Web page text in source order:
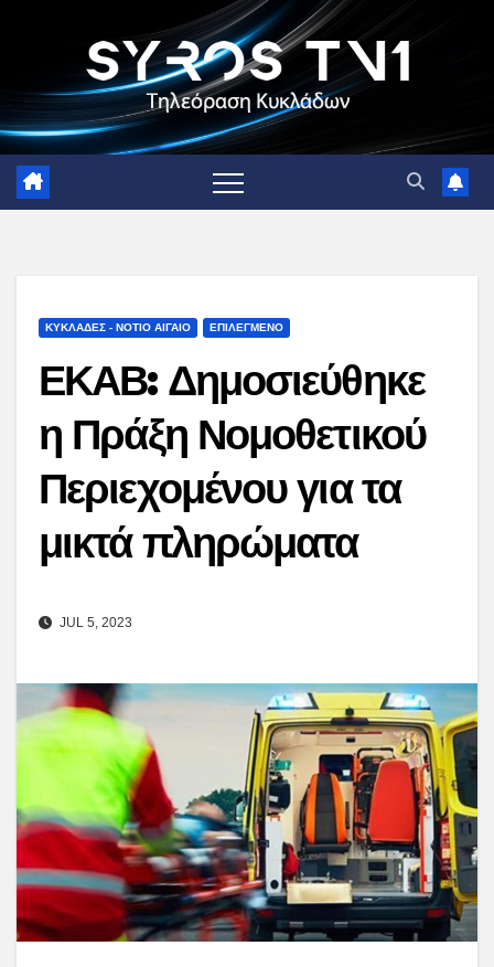
ΚΥΚΛΑΔΕΣ - ΝΟΤΙΟ ΑΙΓΑΙΟ ΕΠΙΛΕΓΜΕΝΟ
ΕΚΑΒ: Δημοσιεύθηκε
η Πράξη Νομοθετικού
Περιεχομένου για τα
μικτά πληρώματα
JUL 5, 2023